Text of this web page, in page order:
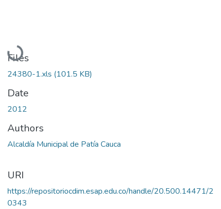
Loading...
Files
24380-1.xls (101.5 KB)
Date
2012
Authors
Alcaldía Municipal de Patía Cauca
URI
https://repositoriocdim.esap.edu.co/handle/20.500.14471/2
0343